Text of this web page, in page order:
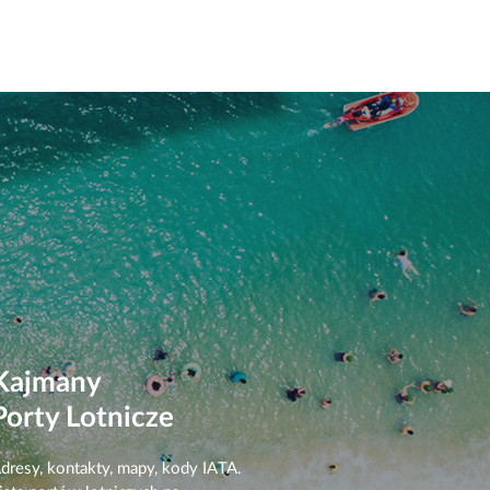
Lotnicze
kontakty, mapy, kody IATA.